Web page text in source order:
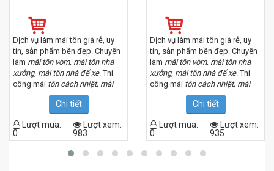
Dịch vụ làm mái tôn giá rẻ, uy
tín, sản phẩm bền đẹp. Chuyên
làm mái tôn vòm, mái tôn nhà
xưởng, mái tôn nhà để xe. Thi
công mái tôn cách nhiệt, mái
tôn chống nóng, mái tôn 2 lớp,
mái tôn 3 lớp. Chúng tôi có đội
thợ kinh nghiệm nhiều năm,
phục vu khách hàng chu đáo.
Bạn đang cần tìm đội thợ lợp
mái tôn đẹp tại đồng nai, hãy
Chi tiết
Lượt mua:
0
Lượt xem:
983
Dịch vụ làm mái tôn giá rẻ, uy
tín, sản phẩm bền đẹp. Chuyên
làm mái tôn vòm, mái tôn nhà
xưởng, mái tôn nhà để xe. Thi
công mái tôn cách nhiệt, mái
tôn chống nóng, mái tôn 2 lớp,
mái tôn 3 lớp. Chúng tôi có đội
thợ kinh nghiệm nhiều năm,
phục vu khách hàng chu đáo.
Bạn đang cần tìm đội thợ lợp
mái tôn đẹp tại đồng nai, hãy
Chi tiết
Lượt mua:
0
Lượt xem:
935